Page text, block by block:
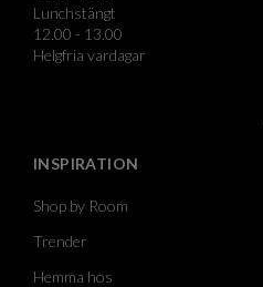
Lunchstängt
12.00 - 13.00
Helgfria vardagar
INSPIRATION
Shop by Room
Trender
Hemma hos